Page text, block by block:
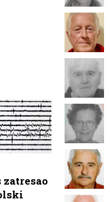
zatresao